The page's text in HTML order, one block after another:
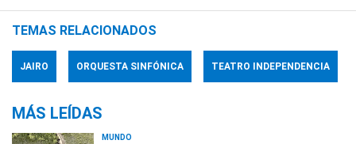
TEMAS RELACIONADOS
JAIRO ORQUESTA SINFÓNICA TEATRO INDEPENDENCIA
MÁS LEÍDAS
MUNDO